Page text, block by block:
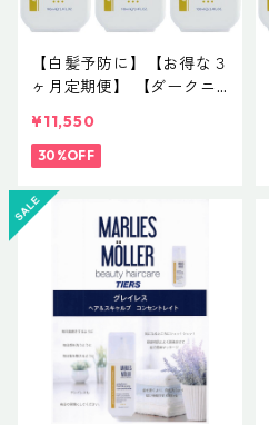
【白髪予防に】【お得な３
ヶ月定期便】 【ダークニ
＆スキャルプ コンセント
レイト(頭皮養毛料) NET 1
個 ３ヶ月セット♪
¥11,550
30%OFF